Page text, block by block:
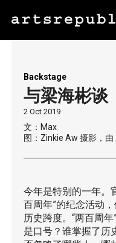
Backstage
与梁海彬谈
2 Oct 2019
文：Max
图：Zinkie Aw 摄影，
今年是特别的一年。
百周年”的纪念活动
历史跨度。“两百周
是口号？谁掌握了历